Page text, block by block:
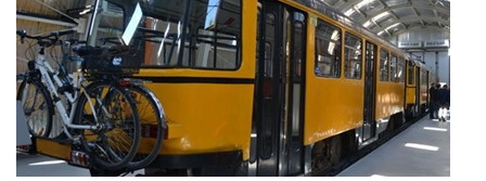
ELLÁTÁSI LÁNC
ZÖLDÚT
HAJÓZÁS